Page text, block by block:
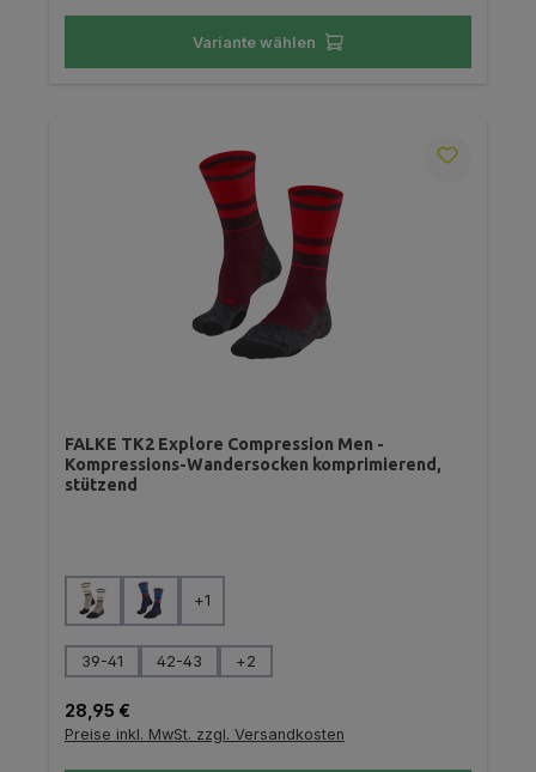
Variante wählen
FALKE TK2 Explore Compression Men -
Kompressions-Wandersocken komprimierend,
stützend
Farbe auswählen
+1
Größe auswählen
39-41 42-43 +2
Regulärer Preis:
28,95 €
Preise inkl. MwSt. zzgl. Versandkosten